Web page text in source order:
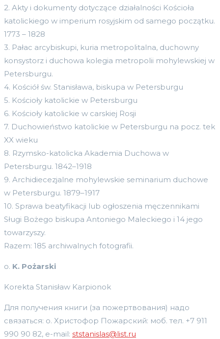
2. Akty i dokumenty dotyczące działalności Kościoła
katolickiego w imperium rosyjskim od samego początku.
1773 – 1828
3. Pałac arcybiskupi, kuria metropolitalna, duchowny
konsystorz i duchowa kolegia metropolii mohylewskiej w
Petersburgu.
4. Kościół św. Stanisława, biskupa w Petersburgu
5. Kościoły katolickie w Petersburgu
6. Kościoły katolickie w carskiej Rosji
7. Duchowieństwo katolickie w Petersburgu na pocz. tek
XX wieku
8. Rzymsko-katolicka Akademia Duchowa w
Petersburgu. 1842–1918
9. Archidiecezjalne mohylewskie seminarium duchowe
w Petersburgu. 1879–1917
10. Sprawa beatyfikacji lub ogłoszenia męczennikami
Sługi Bożego biskupa Antoniego Maleckiego i 14 jego
towarzyszy.
Razem: 185 archiwalnych fotografii.
o. K. Pożarski
Korekta Stanisław Karpionok
Для получения книги (за пожертвования) надо
связаться: о. Христофор Пожарский: моб. тел. +7 911
990 90 82, e-mail: ststanislas@list.ru